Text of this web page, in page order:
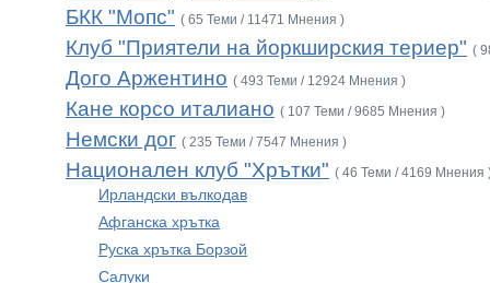
БКК "Мопс" ( 65 Теми / 11471 Мнения )
Клуб "Приятели на йоркширския териер" (
Дого Аржентино ( 493 Теми / 12924 Мнения )
Кане корсо италиано ( 107 Теми / 9685 Мнения )
Немски дог ( 235 Теми / 7547 Мнения )
Национален клуб "Хрътки" ( 46 Теми / 4169 Мнения
Ирландски вълкодав
Афганска хрътка
Руска хрътка Борзой
Салуки